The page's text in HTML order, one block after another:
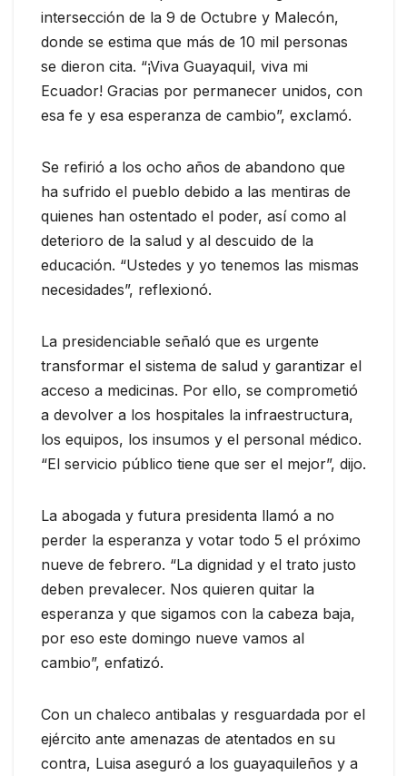
intersección de la 9 de Octubre y Malecón,
donde se estima que más de 10 mil personas
se dieron cita. “¡Viva Guayaquil, viva mi
Ecuador! Gracias por permanecer unidos, con
esa fe y esa esperanza de cambio”, exclamó.
Se refirió a los ocho años de abandono que
ha sufrido el pueblo debido a las mentiras de
quienes han ostentado el poder, así como al
deterioro de la salud y al descuido de la
educación. “Ustedes y yo tenemos las mismas
necesidades”, reflexionó.
La presidenciable señaló que es urgente
transformar el sistema de salud y garantizar el
acceso a medicinas. Por ello, se comprometió
a devolver a los hospitales la infraestructura,
los equipos, los insumos y el personal médico.
“El servicio público tiene que ser el mejor”, dijo.
La abogada y futura presidenta llamó a no
perder la esperanza y votar todo 5 el próximo
nueve de febrero. “La dignidad y el trato justo
deben prevalecer. Nos quieren quitar la
esperanza y que sigamos con la cabeza baja,
por eso este domingo nueve vamos al
cambio”, enfatizó.
Con un chaleco antibalas y resguardada por el
ejército ante amenazas de atentados en su
contra, Luisa aseguró a los guayaquileños y a